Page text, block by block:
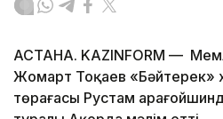
АСТАНА. KAZINFORM —
Жомарт Тоқаев «Бәйтерек»
төрағасы Рустам